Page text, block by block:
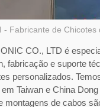
- Fabricante de Chicotes
CO., LTD é
fabricação e suporte
personalizados.
Taiwan e China
montagens de cabos